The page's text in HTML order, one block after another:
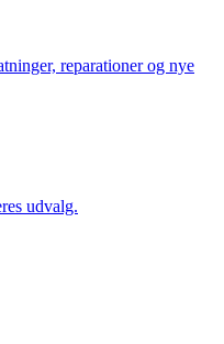
reparationer og nye
udvalg.